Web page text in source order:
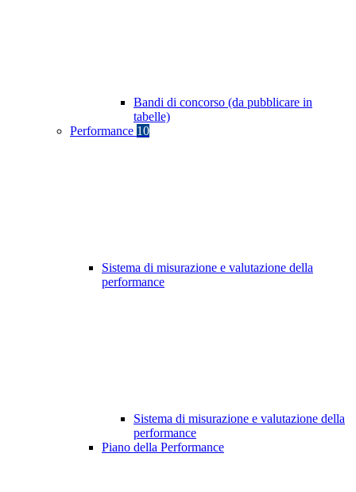
Bandi di concorso (da pubblicare in
tabelle)
Performance 10
Sistema di misurazione e valutazione della
performance
Sistema di misurazione e valutazione della
performance
Piano della Performance